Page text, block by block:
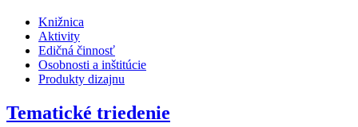
Knižnica
Aktivity
Edičná činnosť
Osobnosti a inštitúcie
Produkty dizajnu
Tematické triedenie